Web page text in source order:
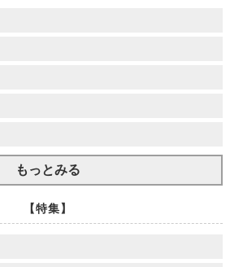
もっとみる
【特集】